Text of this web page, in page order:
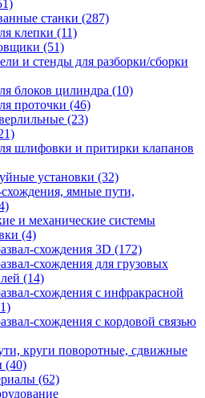
станки (287)
клепки (11)
(51)
и стенды для разборки/сборки
блоков цилиндра (10)
проточки (46)
(23)
шлифовки и притирки клапанов
установки (32)
ямные пути,
и механические системы
(4)
схождения 3D (172)
схождения для грузовых
(14)
схождения с инфракрасной
схождения с кордовой связью
круги поворотные, сдвижные
(40)
(62)